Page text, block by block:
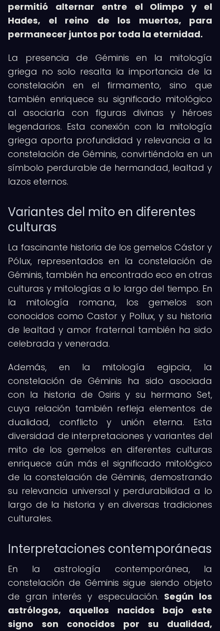
permitió alternar entre el Olimpo y el
Hades, el reino de los muertos, para
permanecer juntos por toda la eternidad.
La presencia de Géminis en la mitología
griega no solo resalta la importancia de la
constelación en el firmamento, sino que
también enriquece su significado mitológico
al asociarla con figuras divinas y héroes
legendarios. Esta conexión con la mitología
griega aporta profundidad y relevancia a la
constelación de Géminis, convirtiéndola en un
símbolo perdurable de hermandad, lealtad y
lazos eternos.
Variantes del mito en diferentes
culturas
La fascinante historia de los gemelos Cástor y
Pólux, representados en la constelación de
Géminis, también ha encontrado eco en otras
culturas y mitologías a lo largo del tiempo. En
la mitología romana, los gemelos son
conocidos como Castor y Pollux, y su historia
de lealtad y amor fraternal también ha sido
celebrada y venerada.
Además, en la mitología egipcia, la
constelación de Géminis ha sido asociada
con la historia de Osiris y su hermano Set,
cuya relación también refleja elementos de
dualidad, conflicto y unión eterna. Esta
diversidad de interpretaciones y variantes del
mito de los gemelos en diferentes culturas
enriquece aún más el significado mitológico
de la constelación de Géminis, demostrando
su relevancia universal y perdurabilidad a lo
largo de la historia y en diversas tradiciones
culturales.
Interpretaciones contemporáneas
En la astrología contemporánea, la
constelación de Géminis sigue siendo objeto
de gran interés y especulación. Según los
astrólogos, aquellos nacidos bajo este
signo son conocidos por su dualidad,